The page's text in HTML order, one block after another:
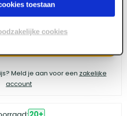
toestaan
cookies
Meld je aan voor een zakelijke
account